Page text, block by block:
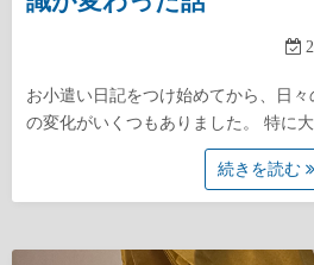
お小遣い日記をつけ始めてから、日
の変化がいくつもありました。 特に
続きを読む